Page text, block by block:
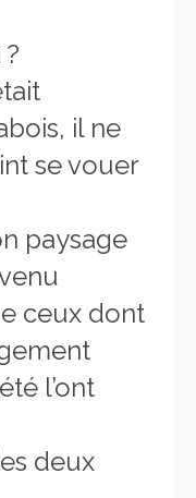
il ne
se vouer
paysage
ceux dont
l’ont
deux